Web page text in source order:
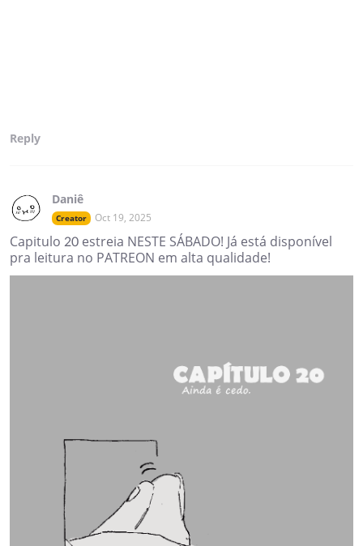
Reply
Daniê
Creator Oct 19, 2025
Capitulo 20 estreia NESTE SÁBADO! Já está disponível
pra leitura no PATREON em alta qualidade!